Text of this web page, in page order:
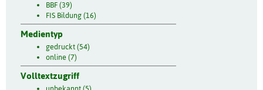
BBF (39)
FIS Bildung (16)
Medientyp
gedruckt (54)
online (7)
Volltextzugriff